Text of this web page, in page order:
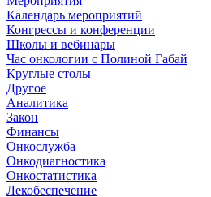
Календарь мероприятий
Конгрессы и конференции
Школы и вебинары
Час онкологии с Полиной Габай
Круглые столы
Другое
Аналитика
Закон
Финансы
Онкослужба
Онкодиагностика
Онкостатистика
Лекобеспечение